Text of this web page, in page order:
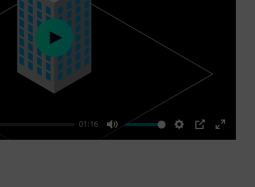
01:16
Mute Settings
PIP
Enter
Play